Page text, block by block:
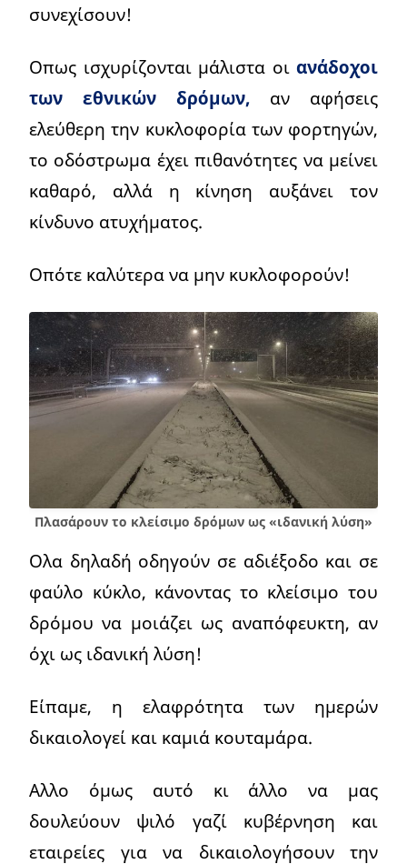
συνεχίσουν!
Οπως ισχυρίζονται μάλιστα οι ανάδοχοι
των εθνικών δρόμων, αν αφήσεις
ελεύθερη την κυκλοφορία των φορτηγών,
το οδόστρωμα έχει πιθανότητες να μείνει
καθαρό, αλλά η κίνηση αυξάνει τον
κίνδυνο ατυχήματος.
Οπότε καλύτερα να μην κυκλοφορούν!
Πλασάρουν το κλείσιμο δρόμων ως «ιδανική λύση»
Ολα δηλαδή οδηγούν σε αδιέξοδο και σε
φαύλο κύκλο, κάνοντας το κλείσιμο του
δρόμου να μοιάζει ως αναπόφευκτη, αν
όχι ως ιδανική λύση!
Είπαμε, η ελαφρότητα των ημερών
δικαιολογεί και καμιά κουταμάρα.
Αλλο όμως αυτό κι άλλο να μας
δουλεύουν ψιλό γαζί κυβέρνηση και
εταιρείες για να δικαιολογήσουν την